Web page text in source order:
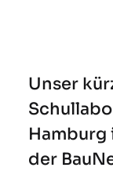
Unser
Hamburg
der